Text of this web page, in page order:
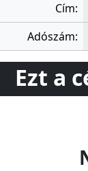
Cím:
Adószám:
Ezt a